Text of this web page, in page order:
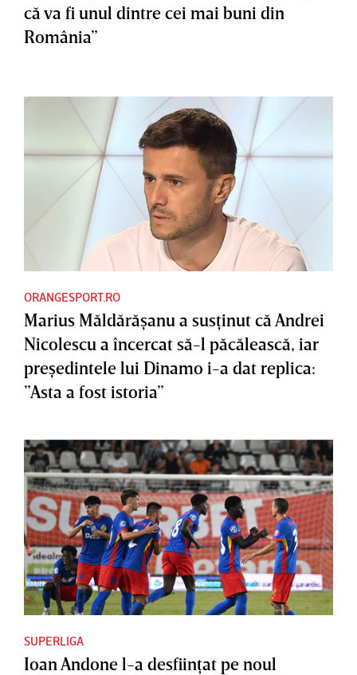
că va fi unul dintre cei mai buni din
România”
ORANGESPORT.RO
Marius Măldărăşanu a susţinut că Andrei
Nicolescu a încercat să-l păcălească, iar
preşedintele lui Dinamo i-a dat replica:
”Asta a fost istoria”
SUPERLIGA
Ioan Andone l-a desfiinţat pe noul